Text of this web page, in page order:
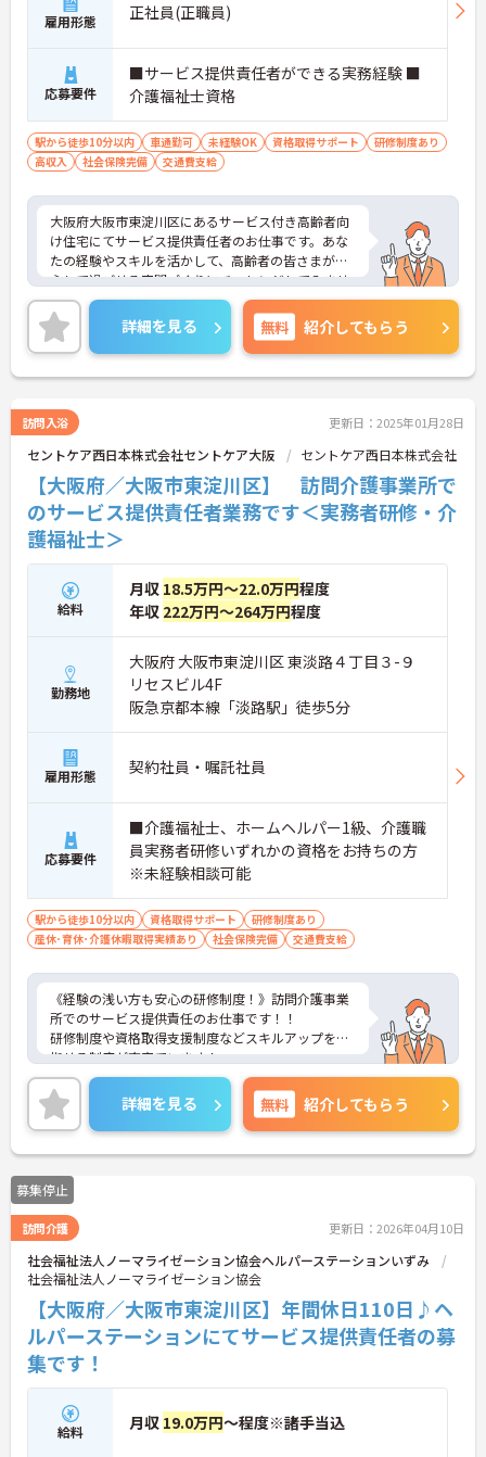
雇用形態 正社員(正職員)
応募要件
■サービス提供責任者ができる実務経験 ■
介護福祉士資格
駅から徒歩10分以内 車通勤可 未経験OK 資格取得サポート
研修制度あり
高収入
社会保険完備 交通費支給
大阪府大阪市東淀川区にあるサービス付き高齢者向
け住宅にてサービス提供責任者のお仕事です。あな
たの経験やスキルを活かして、高齢者の皆さまが安
心して過ごせる空間づくりにチャレンジしてみませ
んか？
ご興味ある方には、面接対策ポイントなど、さらに
詳細をお話しいたしますのでお気軽にご相談くださ
い。
詳細を見る 無料 紹介してもらう
訪問入浴 更新日：2025年01月28日
セントケア西日本株式会社セントケア大阪 セントケア西日本株式会社
【大阪府／大阪市東淀川区】 訪問介護事業所で
のサービス提供責任者業務です＜実務者研修・介
護福祉士＞
給料
月収 18.5万円～22.0万円程度
年収 222万円～264万円程度
勤務地
大阪府 大阪市東淀川区 東淡路４丁目３-９
リセスビル4F
阪急京都本線「淡路駅」徒歩5分
雇用形態 契約社員・嘱託社員
応募要件
■介護福祉士、ホームヘルパー1級、介護職
員実務者研修いずれかの資格をお持ちの方
※未経験相談可能
駅から徒歩10分以内 資格取得サポート
研修制度あり
産休･育休･介護休暇取得実績あり
社会保険完備 交通費支給
《経験の浅い方も安心の研修制度！》訪問介護事業
所でのサービス提供責任のお仕事です！！
研修制度や資格取得支援制度などスキルアップを目
指せる制度が充実ています！
ご興味ある方には、面接のポイントなど、さらに詳
細をお話致しますのでお気軽にご相談ください。
詳細を見る 無料 紹介してもらう
募集停止
訪問介護 更新日：2026年04月10日
社会福祉法人ノーマライゼーション協会ヘルパーステーションいずみ
社会福祉法人ノーマライゼーション協会
【大阪府／大阪市東淀川区】年間休日110日♪ヘ
ルパーステーションにてサービス提供責任者の募
集です！
給料 月収 19.0万円～程度※諸手当込